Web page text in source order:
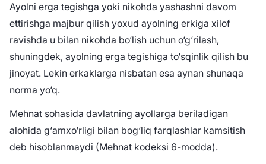
Ayolni erga tegishga yoki nikohda yashashni davom
ettirishga majbur qilish yoxud ayolning erkiga xilof
ravishda u bilan nikohda bo‘lish uchun o‘g‘rilash,
shuningdek, ayolning erga tegishiga to‘sqinlik qilish bu
jinoyat. Lekin erkaklarga nisbatan esa aynan shunaqa
norma yo‘q.
Mehnat sohasida davlatning ayollarga beriladigan
alohida g‘amxo‘rligi bilan bog‘liq farqlashlar kamsitish
deb hisoblanmaydi (Mehnat kodeksi 6-modda).